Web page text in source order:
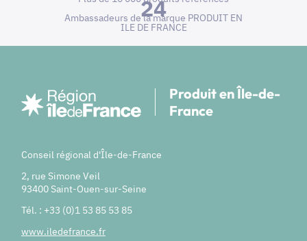
24
Ambassadeurs de la marque PRODUIT EN
ILE DE FRANCE
Produit en Île-de-
France
Conseil régional d'Île-de-France
2, rue Simone Veil
93400 Saint-Ouen-sur-Seine
Tél. : +33 (0)1 53 85 53 85
www.iledefrance.fr